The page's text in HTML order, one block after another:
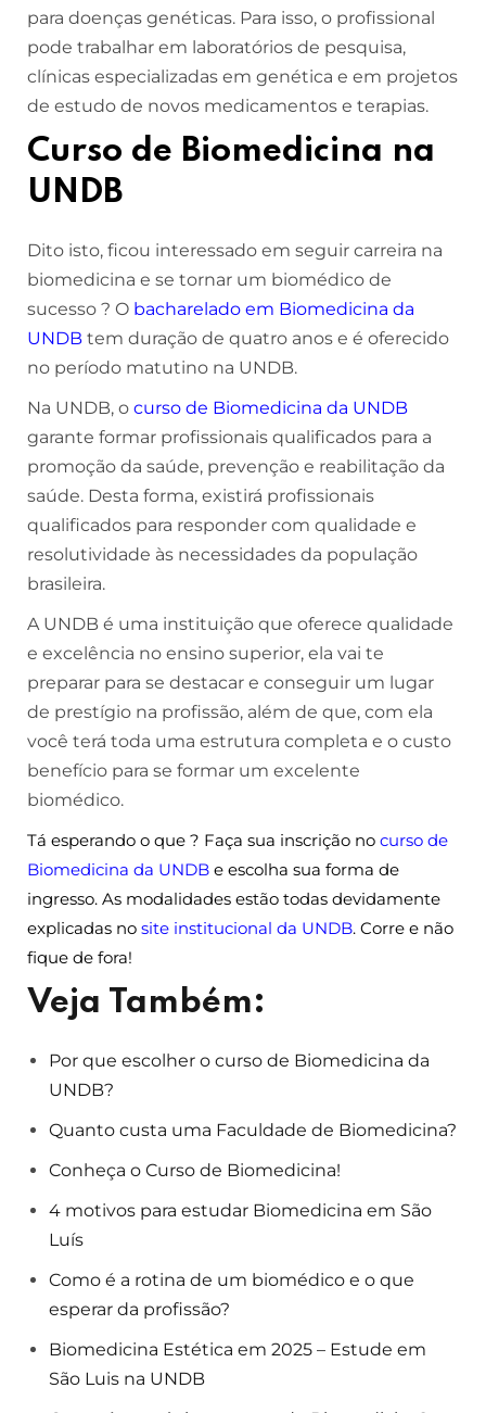
para doenças genéticas. Para isso, o profissional
pode trabalhar em laboratórios de pesquisa,
clínicas especializadas em genética e em projetos
de estudo de novos medicamentos e terapias.
Curso de Biomedicina na
UNDB
Dito isto, ficou interessado em seguir carreira na
biomedicina e se tornar um biomédico de
sucesso ? O bacharelado em Biomedicina da
UNDB tem duração de quatro anos e é oferecido
no período matutino na UNDB.
Na UNDB, o curso de Biomedicina da UNDB
garante formar profissionais qualificados para a
promoção da saúde, prevenção e reabilitação da
saúde. Desta forma, existirá profissionais
qualificados para responder com qualidade e
resolutividade às necessidades da população
brasileira.
A UNDB é uma instituição que oferece qualidade
e excelência no ensino superior, ela vai te
preparar para se destacar e conseguir um lugar
de prestígio na profissão, além de que, com ela
você terá toda uma estrutura completa e o custo
benefício para se formar um excelente
biomédico.
Tá esperando o que ? Faça sua inscrição no curso de
Biomedicina da UNDB e escolha sua forma de
ingresso. As modalidades estão todas devidamente
explicadas no site institucional da UNDB. Corre e não
fique de fora!
Veja Também:
Por que escolher o curso de Biomedicina da
UNDB?
Quanto custa uma Faculdade de Biomedicina?
Conheça o Curso de Biomedicina!
4 motivos para estudar Biomedicina em São
Luís
Como é a rotina de um biomédico e o que
esperar da profissão?
Biomedicina Estética em 2025 – Estude em
São Luis na UNDB